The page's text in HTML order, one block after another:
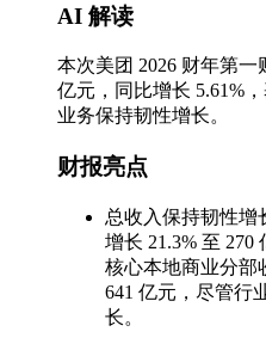
AI 解读
本次美团 2026 财年第一
亿元，同比增长 5.61%
业务保持韧性增长。
财报亮点
总收入保持韧性增
增长 21.3% 至 270
核心本地商业分部
641 亿元，尽管行
长。